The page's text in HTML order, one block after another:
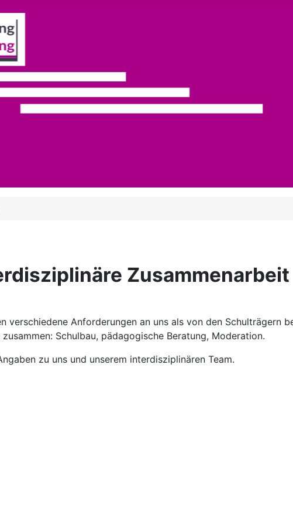
Zusammenarbeit
verschiedene Anforderungen an uns als von den Schulträgern
Schulbau, pädagogische Beratung, Moderation.
zu uns und unserem interdisziplinären Team.